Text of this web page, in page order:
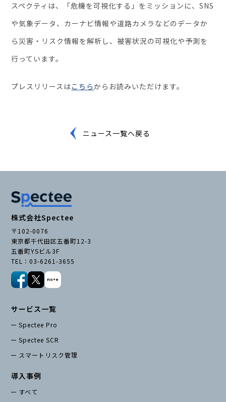
スペクティは、「危機を可視化する」をミッションに、SNS
や気象データ、カーナビ情報や道路カメラなどのデータか
ら災害・リスク情報を解析し、被害状況の可視化や予測を
行っています。
プレスリリースはこちらからお読みいただけます。
ニュース一覧へ戻る
株式会社Spectee
〒102-0076
東京都千代田区五番町12-3
五番町YSビル3F
TEL：03-6261-3655
サービス一覧
Spectee Pro
Spectee SCR
スマートリスク管理
導入事例
すべて